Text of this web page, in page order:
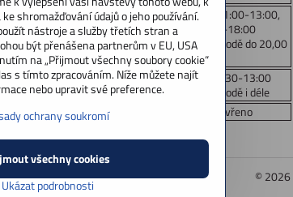
Pá : 11:00-13:00,
14:00-18:00
po dohodě do 20,00
hod
So: 9:30-13:00
po dohodě i déle
Ne : zavřeno
© 2026
shromažďování údajů o jeho používání.
nástroje a služby třetích stran a
být přenášena partnerům v EU, USA
na „Přijmout všechny soubory cookie“
s tímto zpracováním. Níže můžete najít
nebo upravit své preference.
ochrany soukromí
Ukázat podrobnosti
všechny cookies